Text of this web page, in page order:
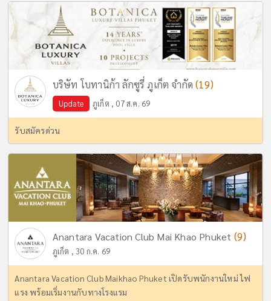
บริษัท โบทานิก้า ลักซูรี่ ภูเก็ต จำกัด(19)
Update ภูเก็ต , 07 ส.ค. 69
รับสมัครด่วน
Anantara Vacation Club Mai Khao Phuket (9)
ภูเก็ต , 30 ก.ค. 69
Anantara Vacation Club Maikhao Phuket เปิดรับพนักงานใหม่ ไฟ
แรง พร้อมเริ่มงานกับทางโรงแรม